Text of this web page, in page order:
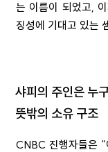
는 이름이 되었고,
징성에 기대고 있는
샤피의 주인은 누
뜻밖의 소유 구조
CNBC 진행자들은